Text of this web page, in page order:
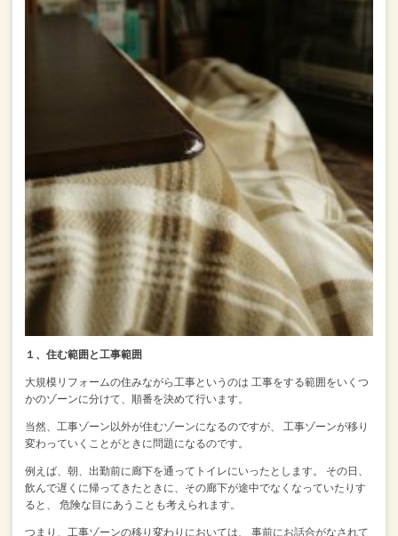
１、住む範囲と工事範囲
大規模リフォームの住みながら工事というのは 工事をする範囲をいくつ
かのゾーンに分けて、順番を決めて行います。
当然、工事ゾーン以外が住むゾーンになるのですが、
工事ゾーンが移り
変わっていくことがときに問題になるのです。
例えば、朝、出勤前に廊下を通ってトイレにいったとします。
その日、
飲んで遅くに帰ってきたときに、その廊下が途中でなくなっていたりす
ると、
危険な目にあうことも考えられます。
つまり、工事ゾーンの移り変わりにおいては、
事前にお話合がなされて